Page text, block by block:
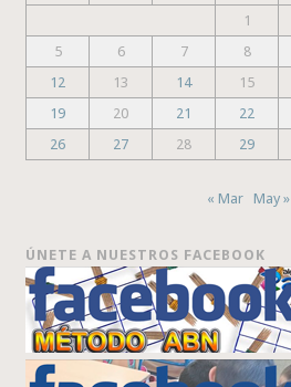
1
5
6 7 8
12
13 14 15
19
20 21 22
26
27 28 29
« Mar May »
ÚNETE A NUESTROS FACEBOOK